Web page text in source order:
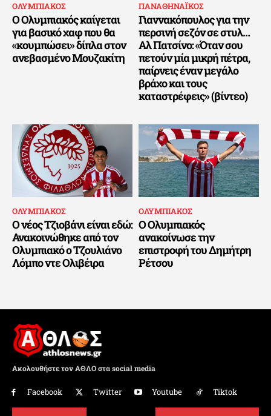
ΟΛΥΜΠΙΑΚΟΣ
Ο Ολυμπιακός καίγεται
για βασικό χαφ που θα
«κουμπώσει» δίπλα στον
ανεβασμένο Μουζακίτη
ΠΑΝΑΘΗΝΑΪΚΟΣ
Γιαννακόπουλος για την
περσινή σεζόν σε στυλ…
Αλ Πατσίνο: «Όταν σου
πετούν μία μικρή πέτρα,
παίρνεις έναν μεγάλο
βράχο και τους
καταστρέφεις» (βίντεο)
ΟΛΥΜΠΙΑΚΟΣ
Ο νέος Τζιοβάνι είναι εδώ:
Ανακοινώθηκε από τον
Ολυμπιακό ο Τζουλιάνο
Λόμπο ντε Ολιβέιρα
ΟΛΥΜΠΙΑΚΟΣ
Ο Ολυμπιακός
ανακοίνωσε την
επιστροφή του Δημήτρη
Ρέτσου
Ακολουθήστε τον ΑΘΛΟ στα social media
Facebook Twitter Youtube Tiktok